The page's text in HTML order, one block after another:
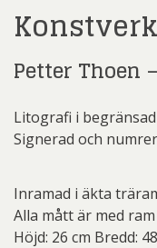
Petter Thoen
Litografi i
Signerad och
Inramad i äkta
Alla mått är med ram
Höjd: 26 cm Bredd: